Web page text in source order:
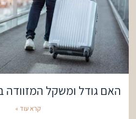
האם גודל ומשקל
קרא עוד »